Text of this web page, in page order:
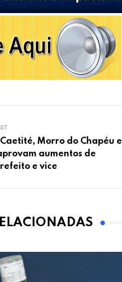
Morro do Chapéu e
aumentos de
e vice